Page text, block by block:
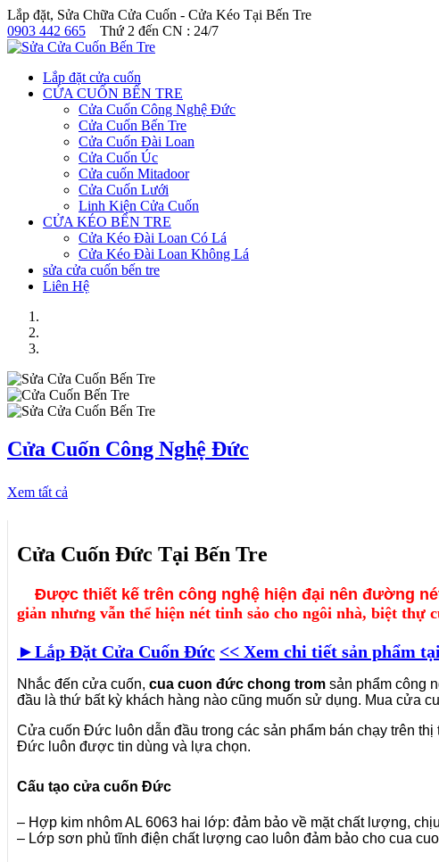
Lắp đặt, Sửa Chữa Cửa Cuốn - Cửa Kéo Tại Bến Tre
0903 442 665
Thứ 2 đến CN : 24/7
Lắp đặt cửa cuốn
CỬA CUỐN BẾN TRE
Cửa Cuốn Công Nghệ Đức
Cửa Cuốn Bến Tre
Cửa Cuốn Đài Loan
Cửa Cuốn Úc
Cửa cuốn Mitadoor
Cửa Cuốn Lưới
Linh Kiện Cửa Cuốn
CỬA KÉO BẾN TRE
Cửa Kéo Đài Loan Có Lá
Cửa Kéo Đài Loan Không Lá
sửa cửa cuốn bến tre
Liên Hệ
Cửa Cuốn Công Nghệ Đức
Xem tất cả
Cửa Cuốn Đức Tại Bến Tre
Được thiết kế trên công nghệ hiện đại nên đường
giản nhưng vẫn thể hiện nét tinh sảo cho ngôi nhà, biệt thự
►Lắp Đặt Cửa Cuốn Đức << Xem chi tiết sản phẩm
Nhắc đến cửa cuốn, cua cuon đức chong trom sản phẩm công
đầu là thứ bất kỳ khách hàng nào cũng muốn sử dụng. Mua cửa
Cửa cuốn Đức luôn dẫn đầu trong các sản phẩm bán chạy trên
Đức luôn được tin dùng và lựa chọn.
Cấu tạo cửa cuốn Đức
– Hợp kim nhôm AL 6063 hai lớp: đảm bảo về mặt chất lượng,
– Lớp sơn phủ tĩnh điện chất lượng cao luôn đảm bảo cho cua